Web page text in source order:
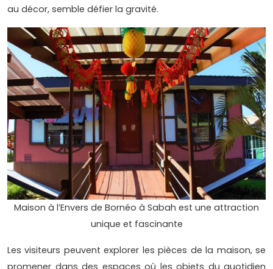
au décor, semble défier la gravité.
Maison à l’Envers de Bornéo à Sabah est une attraction
unique et fascinante
Les visiteurs peuvent explorer les pièces de la maison, se
promener dans des espaces où les objets du quotidien